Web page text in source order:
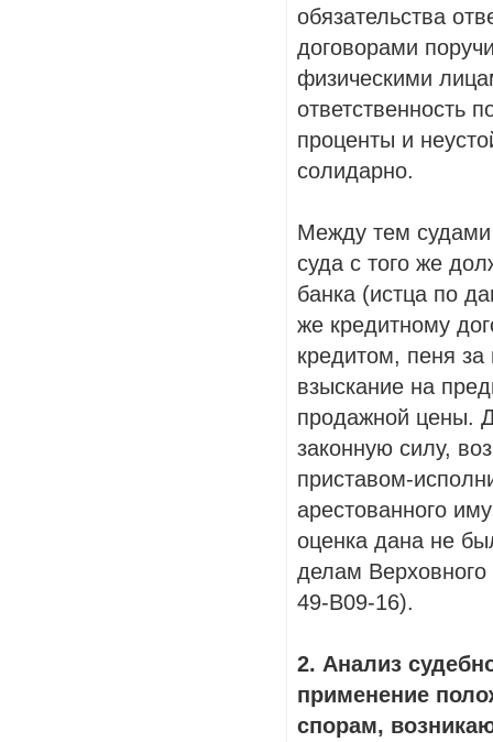
обязательства
договорами
физическими
ответственность
проценты и
солидарно.
Между тем судами
суда с того же
банка (истца по
же кредитному
кредитом, пеня
взыскание на
продажной цены.
законную силу,
приставом-
арестованного
оценка дана не
делам
49-В09-16).
2. Анализ
применение
спорам,